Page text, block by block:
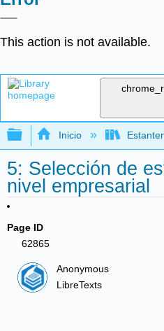
This action is not available.
Expandir/contraer
Inicio
5: Selección de
nivel empresarial
Page ID
62865
Anonymous
LibreTexts